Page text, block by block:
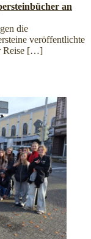
an
die
veröffentlichte
Reise […]